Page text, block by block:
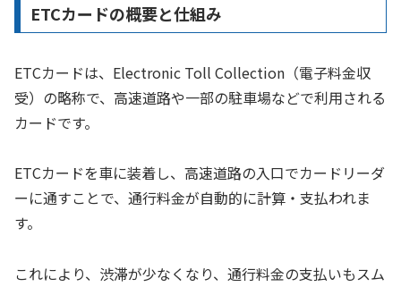
ETCカードの概要と仕組み
ETCカードは、Electronic Toll Collection（電子料金収
受）の略称で、高速道路や一部の駐車場などで利用される
カードです。
ETCカードを車に装着し、高速道路の入口でカードリーダ
ーに通すことで、通行料金が自動的に計算・支払われま
す。
これにより、渋滞が少なくなり、通行料金の支払いもスム